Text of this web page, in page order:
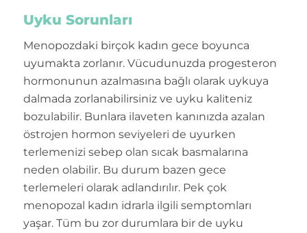
Uyku Sorunları
Menopozdaki birçok kadın gece boyunca
uyumakta zorlanır. Vücudunuzda progesteron
hormonunun azalmasına bağlı olarak uykuya
dalmada zorlanabilirsiniz ve uyku kaliteniz
bozulabilir. Bunlara ilaveten kanınızda azalan
östrojen hormon seviyeleri de uyurken
terlemenizi sebep olan sıcak basmalarına
neden olabilir. Bu durum bazen gece
terlemeleri olarak adlandırılır. Pek çok
menopozal kadın idrarla ilgili semptomları
yaşar. Tüm bu zor durumlara bir de uyku